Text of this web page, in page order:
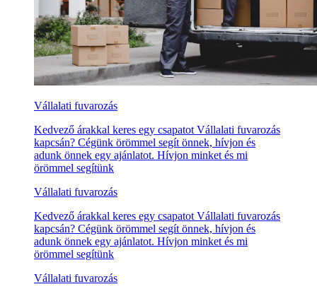
Vállalati fuvarozás
Kedvező árakkal keres egy csapatot Vállalati fuvarozás
kapcsán? Cégünk örömmel segít önnek, hívjon és
adunk önnek egy ajánlatot. Hívjon minket és mi
örömmel segítünk
Vállalati fuvarozás
Kedvező árakkal keres egy csapatot Vállalati fuvarozás
kapcsán? Cégünk örömmel segít önnek, hívjon és
adunk önnek egy ajánlatot. Hívjon minket és mi
örömmel segítünk
Vállalati fuvarozás